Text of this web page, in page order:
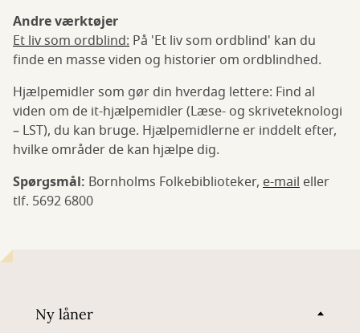
Andre værktøjer
Et liv som ordblind: På 'Et liv som ordblind' kan du
finde en masse viden og historier om ordblindhed.
Hjælpemidler som gør din hverdag lettere: Find al
viden om de it-hjælpemidler (Læse- og skriveteknologi
– LST), du kan bruge. Hjælpemidlerne er inddelt efter,
hvilke områder de kan hjælpe dig.
Spørgsmål: Bornholms Folkebiblioteker, e-mail eller
tlf. 5692 6800
Ny låner